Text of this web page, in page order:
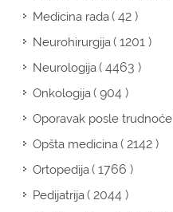
Medicina rada( 42 )
Neurohirurgija( 1201 )
Neurologija( 4463 )
Onkologija( 904 )
Oporavak posle trudnoće
Opšta medicina( 2142 )
Ortopedija( 1766 )
Pedijatrija( 2044 )